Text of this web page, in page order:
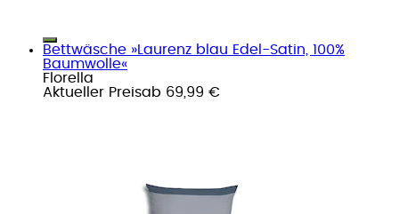
Bettwäsche »Laurenz blau Edel-Satin, 100%
Baumwolle«
Florella
Aktueller Preisab 69,99 €